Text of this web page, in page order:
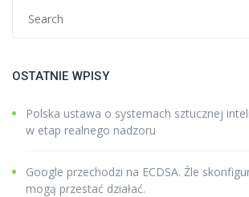
OSTATNIE WPISY
Polska ustawa o systemach sztucznej
w etap realnego nadzoru
Google przechodzi na ECDSA. Źle
mogą przestać działać.